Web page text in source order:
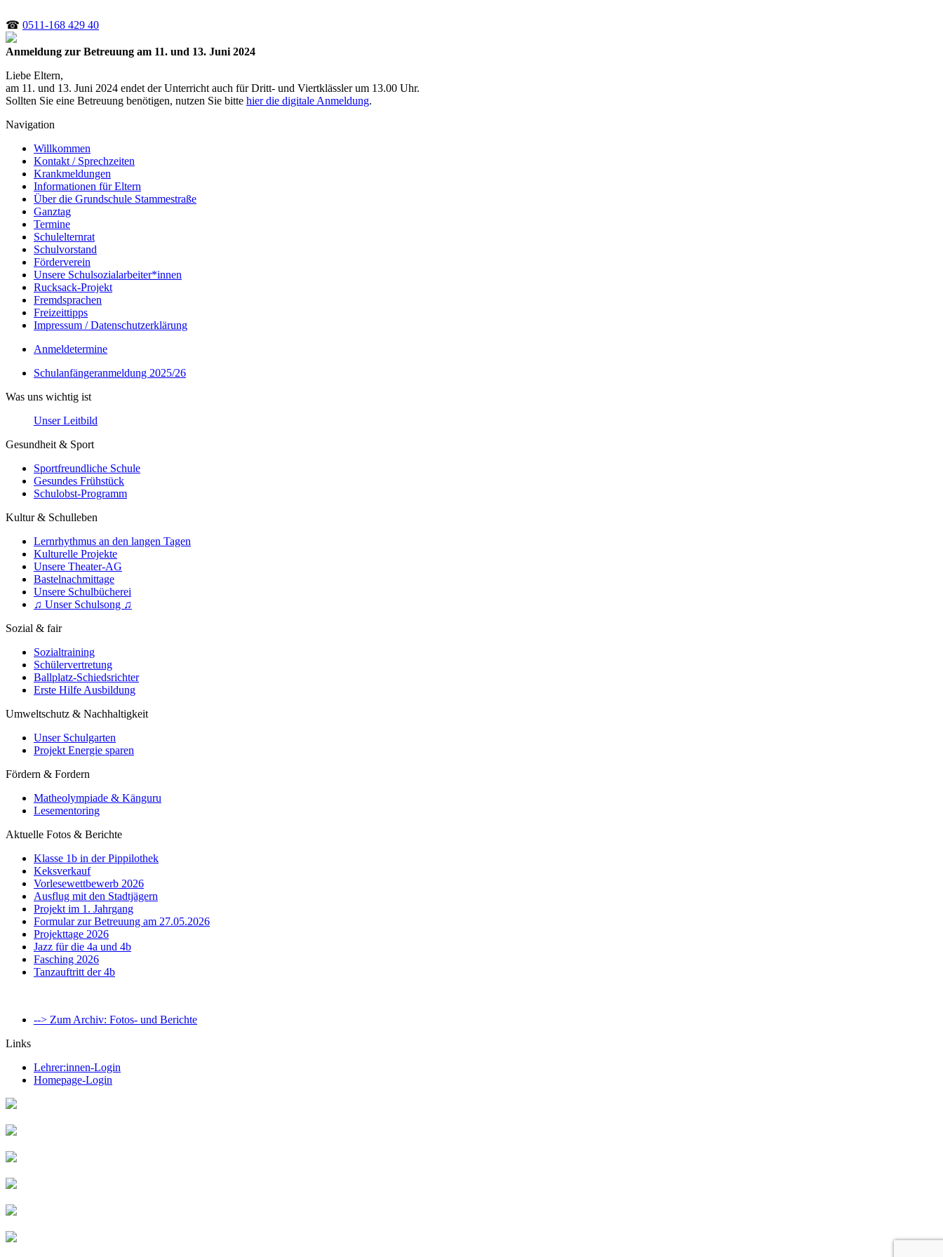
☎ 0511-168 429 40
Anmeldung zur Betreuung am 11. und 13. Juni 2024
Liebe Eltern,
am 11. und 13. Juni 2024 endet der Unterricht auch für Dritt- und Viertklässler um 13.00 Uhr.
Sollten Sie eine Betreuung benötigen, nutzen Sie bitte hier die digitale Anmeldung.
Navigation
Willkommen
Kontakt / Sprechzeiten
Krankmeldungen
Informationen für Eltern
Über die Grundschule Stammestraße
Ganztag
Termine
Schulelternrat
Schulvorstand
Förderverein
Unsere Schulsozialarbeiter*innen
Rucksack-Projekt
Fremdsprachen
Freizeittipps
Impressum / Datenschutzerklärung
Anmeldetermine
Schulanfängeranmeldung 2025/26
Was uns wichtig ist
Unser Leitbild
Gesundheit & Sport
Sportfreundliche Schule
Gesundes Frühstück
Schulobst-Programm
Kultur & Schulleben
Lernrhythmus an den langen Tagen
Kulturelle Projekte
Unsere Theater-AG
Bastelnachmittage
Unsere Schulbücherei
♫ Unser Schulsong ♫
Sozial & fair
Sozialtraining
Schülervertretung
Ballplatz-Schiedsrichter
Erste Hilfe Ausbildung
Umweltschutz & Nachhaltigkeit
Unser Schulgarten
Projekt Energie sparen
Fördern & Fordern
Matheolympiade & Känguru
Lesementoring
Aktuelle Fotos & Berichte
Klasse 1b in der Pippilothek
Keksverkauf
Vorlesewettbewerb 2026
Ausflug mit den Stadtjägern
Projekt im 1. Jahrgang
Formular zur Betreuung am 27.05.2026
Projekttage 2026
Jazz für die 4a und 4b
Fasching 2026
Tanzauftritt der 4b
--> Zum Archiv: Fotos- und Berichte
Links
Lehrer:innen-Login
Homepage-Login